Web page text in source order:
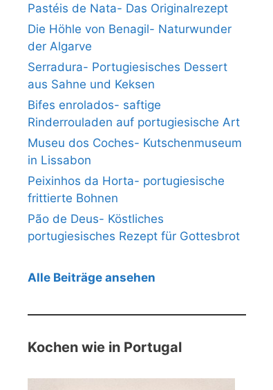
Pastéis de Nata- Das Originalrezept
Die Höhle von Benagil- Naturwunder
der Algarve
Serradura- Portugiesisches Dessert
aus Sahne und Keksen
Bifes enrolados- saftige
Rinderrouladen auf portugiesische Art
Museu dos Coches- Kutschenmuseum
in Lissabon
Peixinhos da Horta- portugiesische
frittierte Bohnen
Pão de Deus- Köstliches
portugiesisches Rezept für Gottesbrot
Alle Beiträge ansehen
Kochen wie in Portugal